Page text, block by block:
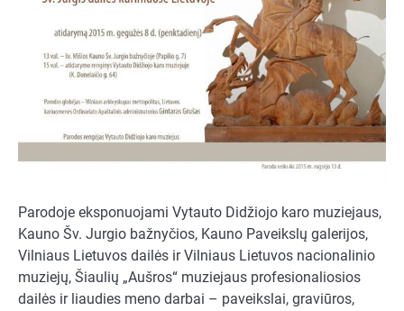
Parodoje eksponuojami Vytauto Didžiojo karo muziejaus,
Kauno Šv. Jurgio bažnyčios, Kauno Paveikslų galerijos,
Vilniaus Lietuvos dailės ir Vilniaus Lietuvos nacionalinio
muziejų, Šiaulių „Aušros“ muziejaus profesionaliosios
dailės ir liaudies meno darbai – paveikslai, graviūros,